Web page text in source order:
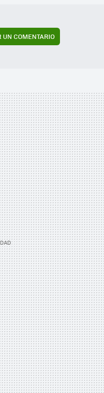
UN COMENTARIO